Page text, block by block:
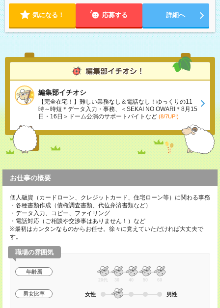
気になる！ 応募する 詳細へ
編集部イチオシ
【完全在宅！】難しい業務なし＆電話なし！ゆっくりの11
時～時短＊データ入力・事務、＜SEKAI NO OWARI＊8月15
日・16日＞ドーム公演のサポートバイトなど (8/7UP!)
お仕事の概要
個人融資（カードローン、クレジットカード、住宅ローン等）に関わる事務
・各種書類作成（債権調査書類、代位弁済書類など）
・データ入力、コピー、ファイリング
・電話対応（ご相談や交渉事はありません！）など
※最初はカンタンなものからお任せ。徐々に覚えていただければ大丈夫で
す。
職場の雰囲気
年齢層
20代 30 40 50 60
男女比率 女性 男性